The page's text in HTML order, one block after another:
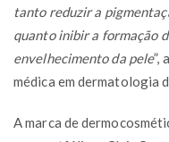
tanto reduzir a
quanto inibir a formação
envelhecimento da pele”,
médica em dermatologia
A marca de